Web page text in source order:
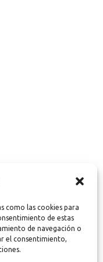
como las cookies para
de estas
de navegación o
el consentimiento,